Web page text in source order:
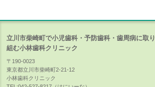
立川市柴崎町で小児歯科・予防歯科・歯周病に取り
組む小林歯科クリニック
〒190-0023
東京都立川市柴崎町2-21-12
小林歯科クリニック